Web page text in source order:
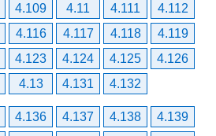
4.109 4.11 4.111
4.112
4.116 4.117 4.118
4.119
4.123 4.124 4.125
4.126
4.13 4.131 4.132
4.136 4.137 4.138
4.139